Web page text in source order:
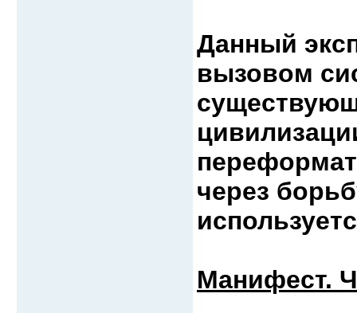
Данный
вызовом
через
Манифест.